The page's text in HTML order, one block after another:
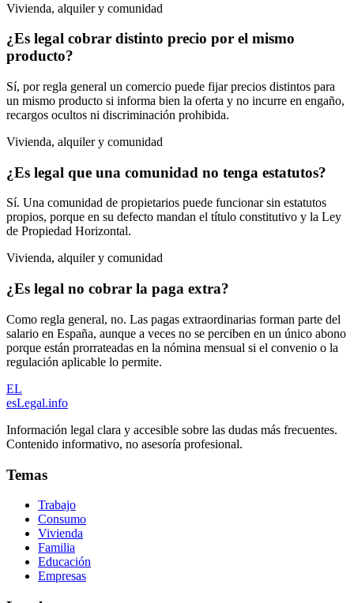
Vivienda, alquiler y comunidad
¿Es legal cobrar distinto precio por el mismo
producto?
Sí, por regla general un comercio puede fijar precios distintos para
un mismo producto si informa bien la oferta y no incurre en engaño,
recargos ocultos ni discriminación prohibida.
Vivienda, alquiler y comunidad
¿Es legal que una comunidad no tenga estatutos?
Sí. Una comunidad de propietarios puede funcionar sin estatutos
propios, porque en su defecto mandan el título constitutivo y la Ley
de Propiedad Horizontal.
Vivienda, alquiler y comunidad
¿Es legal no cobrar la paga extra?
Como regla general, no. Las pagas extraordinarias forman parte del
salario en España, aunque a veces no se perciben en un único abono
porque están prorrateadas en la nómina mensual si el convenio o la
regulación aplicable lo permite.
EL
esLegal.info
Información legal clara y accesible sobre las dudas más frecuentes.
Contenido informativo, no asesoría profesional.
Temas
Trabajo
Consumo
Vivienda
Familia
Educación
Empresas